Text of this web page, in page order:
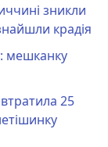
зникли
крадія
мешканку
25